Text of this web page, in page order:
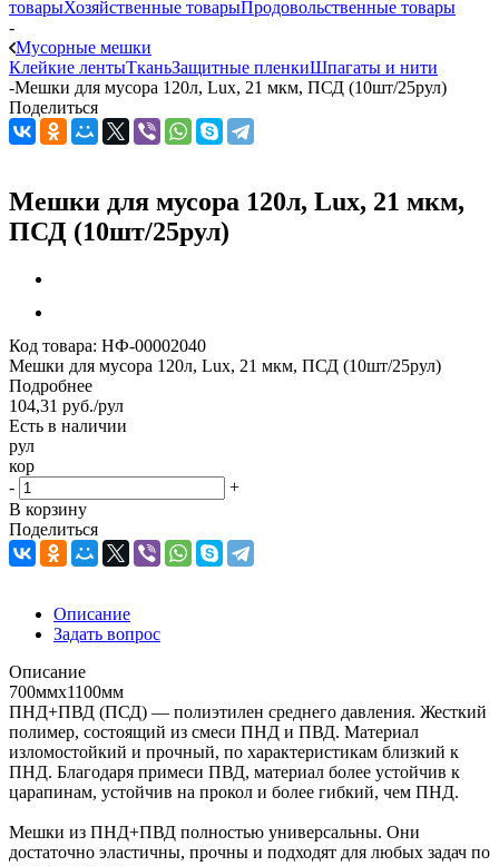
товарыХозяйственные товарыПродовольственные товары
-
Мусорные мешки
Клейкие лентыТканьЗащитные пленкиШпагаты и нити
-Мешки для мусора 120л, Lux, 21 мкм, ПСД (10шт/25рул)
Поделиться
Мешки для мусора 120л, Lux, 21 мкм,
ПСД (10шт/25рул)
Код товара: НФ-00002040
Мешки для мусора 120л, Lux, 21 мкм, ПСД (10шт/25рул)
Подробнее
104,31 руб./рул
Есть в наличии
рул
кор
-
+
В корзину
Поделиться
Описание
Задать вопрос
Описание
700ммх1100мм
ПНД+ПВД (ПСД) — полиэтилен среднего давления. Жесткий
полимер, состоящий из смеси ПНД и ПВД. Материал
изломостойкий и прочный, по характеристикам близкий к
ПНД. Благодаря примеси ПВД, материал более устойчив к
царапинам, устойчив на прокол и более гибкий, чем ПНД.
Мешки из ПНД+ПВД полностью универсальны. Они
достаточно эластичны, прочны и подходят для любых задач по